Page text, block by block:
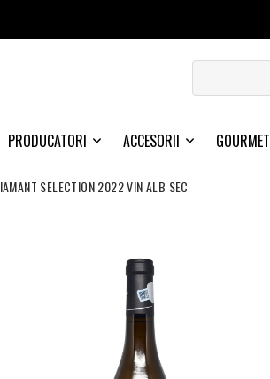
PRODUCATORI ACCESORII GOURMET
SELECTION 2022 VIN ALB SEC